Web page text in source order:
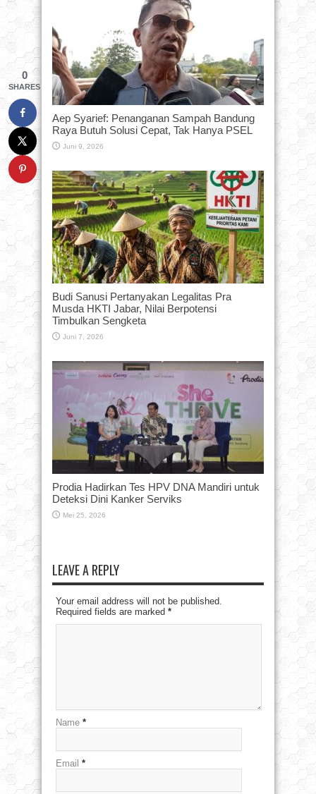
Aep Syarief: Penanganan Sampah Bandung
Raya Butuh Solusi Cepat, Tak Hanya PSEL
Juni 9, 2026
Budi Sanusi Pertanyakan Legalitas Pra
Musda HKTI Jabar, Nilai Berpotensi
Timbulkan Sengketa
Juni 7, 2026
Prodia Hadirkan Tes HPV DNA Mandiri untuk
Deteksi Dini Kanker Serviks
Mei 25, 2026
LEAVE A REPLY
Your email address will not be published.
Required fields are marked *
Name *
Email *
0
SHARES